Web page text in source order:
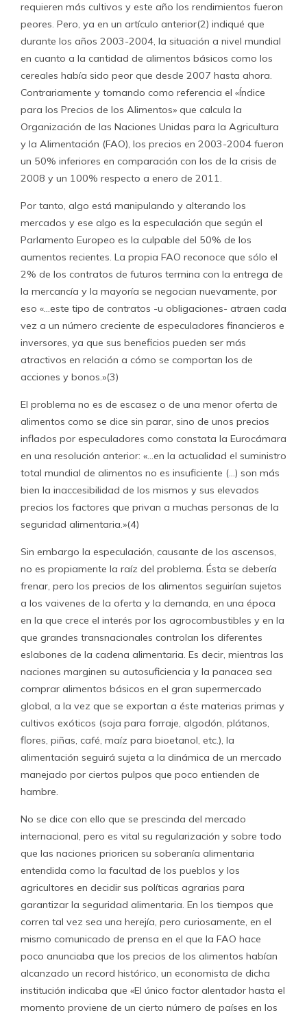
requieren más cultivos y este año los rendimientos fueron
peores. Pero, ya en un artículo anterior(2) indiqué que
durante los años 2003-2004, la situación a nivel mundial
en cuanto a la cantidad de alimentos básicos como los
cereales había sido peor que desde 2007 hasta ahora.
Contrariamente y tomando como referencia el «Índice
para los Precios de los Alimentos» que calcula la
Organización de las Naciones Unidas para la Agricultura
y la Alimentación (FAO), los precios en 2003-2004 fueron
un 50% inferiores en comparación con los de la crisis de
2008 y un 100% respecto a enero de 2011.
Por tanto, algo está manipulando y alterando los
mercados y ese algo es la especulación que según el
Parlamento Europeo es la culpable del 50% de los
aumentos recientes. La propia FAO reconoce que sólo el
2% de los contratos de futuros termina con la entrega de
la mercancía y la mayoría se negocian nuevamente, por
eso «…este tipo de contratos -u obligaciones- atraen cada
vez a un número creciente de especuladores financieros e
inversores, ya que sus beneficios pueden ser más
atractivos en relación a cómo se comportan los de
acciones y bonos.»(3)
El problema no es de escasez o de una menor oferta de
alimentos como se dice sin parar, sino de unos precios
inflados por especuladores como constata la Eurocámara
en una resolución anterior: «…en la actualidad el suministro
total mundial de alimentos no es insuficiente (…) son más
bien la inaccesibilidad de los mismos y sus elevados
precios los factores que privan a muchas personas de la
seguridad alimentaria.»(4)
Sin embargo la especulación, causante de los ascensos,
no es propiamente la raíz del problema. Ésta se debería
frenar, pero los precios de los alimentos seguirían sujetos
a los vaivenes de la oferta y la demanda, en una época
en la que crece el interés por los agrocombustibles y en la
que grandes transnacionales controlan los diferentes
eslabones de la cadena alimentaria. Es decir, mientras las
naciones marginen su autosuficiencia y la panacea sea
comprar alimentos básicos en el gran supermercado
global, a la vez que se exportan a éste materias primas y
cultivos exóticos (soja para forraje, algodón, plátanos,
flores, piñas, café, maíz para bioetanol, etc.), la
alimentación seguirá sujeta a la dinámica de un mercado
manejado por ciertos pulpos que poco entienden de
hambre.
No se dice con ello que se prescinda del mercado
internacional, pero es vital su regularización y sobre todo
que las naciones prioricen su soberanía alimentaria
entendida como la facultad de los pueblos y los
agricultores en decidir sus políticas agrarias para
garantizar la seguridad alimentaria. En los tiempos que
corren tal vez sea una herejía, pero curiosamente, en el
mismo comunicado de prensa en el que la FAO hace
poco anunciaba que los precios de los alimentos habían
alcanzado un record histórico, un economista de dicha
institución indicaba que «El único factor alentador hasta el
momento proviene de un cierto número de países en los